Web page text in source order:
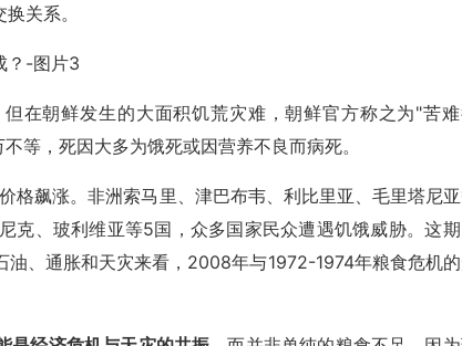
关系。
但在朝鲜发生的大面积饥荒灾难，朝鲜官方称之为"苦
等，死因大多为饿死或因营养不良而病死。
格飙涨。非洲索马里、津巴布韦、利比里亚、毛里塔尼
克、玻利维亚等5国，众多国家民众遭遇饥饿威胁。这
、通胀和天灾来看，2008年与1972-1974年粮食危机